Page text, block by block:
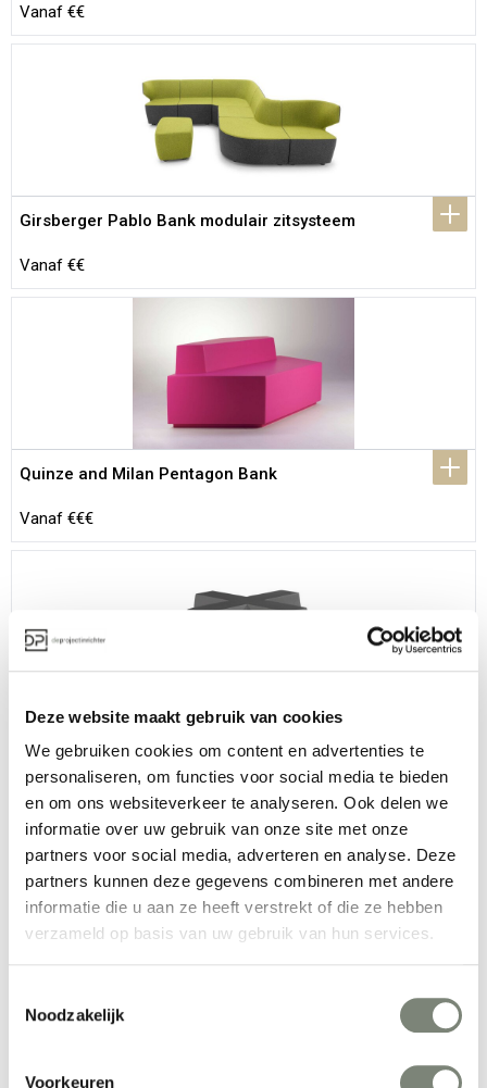
Deze website maakt gebruik van cookies
We gebruiken cookies om content en advertenties te
personaliseren, om functies voor social media te bieden
en om ons websiteverkeer te analyseren. Ook delen we
informatie over uw gebruik van onze site met onze
partners voor social media, adverteren en analyse. Deze
partners kunnen deze gegevens combineren met andere
informatie die u aan ze heeft verstrekt of die ze hebben
verzameld op basis van uw gebruik van hun services.
Noodzakelijk
Voorkeuren
Vanaf €€
Girsberger Pablo Bank modulair zitsysteem
Vanaf €€
Quinze and Milan Pentagon Bank
Vanaf €€€
Quinze and Milan Seattle Cross Bank
Vanaf €€€
Vanaf €€